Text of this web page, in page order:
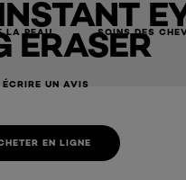
LA PEAU SOINS DES
ERASER
ÉCRIRE UN AVIS
EN LIGNE